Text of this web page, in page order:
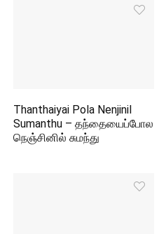
Thanthaiyai Pola Nenjinil
Sumanthu – தந்தையைப்போல
நெஞ்சினில் சுமந்து